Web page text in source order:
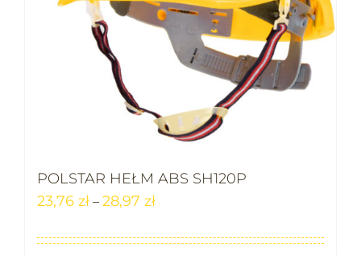
POLSTAR HEŁM ABS SH120P
23,76 zł – 28,97 zł